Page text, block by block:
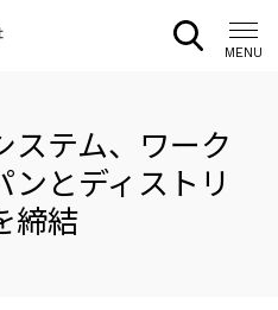
CLOSE
MENU
ステム、ワーク
ンとディストリ
締結